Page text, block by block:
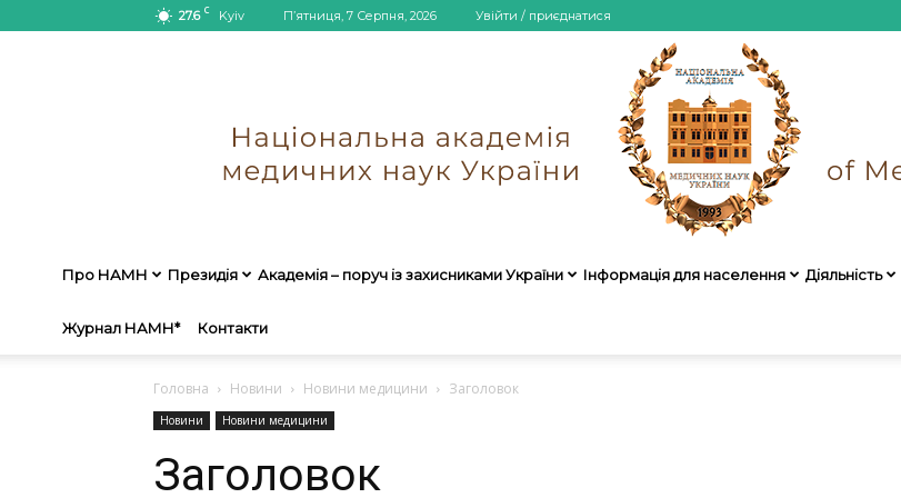
27.6 C Kyiv П’ятниця, 7 Серпня, 2026 Увійти / приєднатися
Про НАМН Президія Академія – поруч із захисниками України Інформація для населення Діяльність
Журнал НАМН* Контакти
Головна Новини Новини медицини Заголовок
Новини Новини медицини
Заголовок